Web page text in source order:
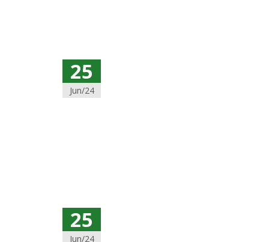
25
Jun/24
25
Jun/24